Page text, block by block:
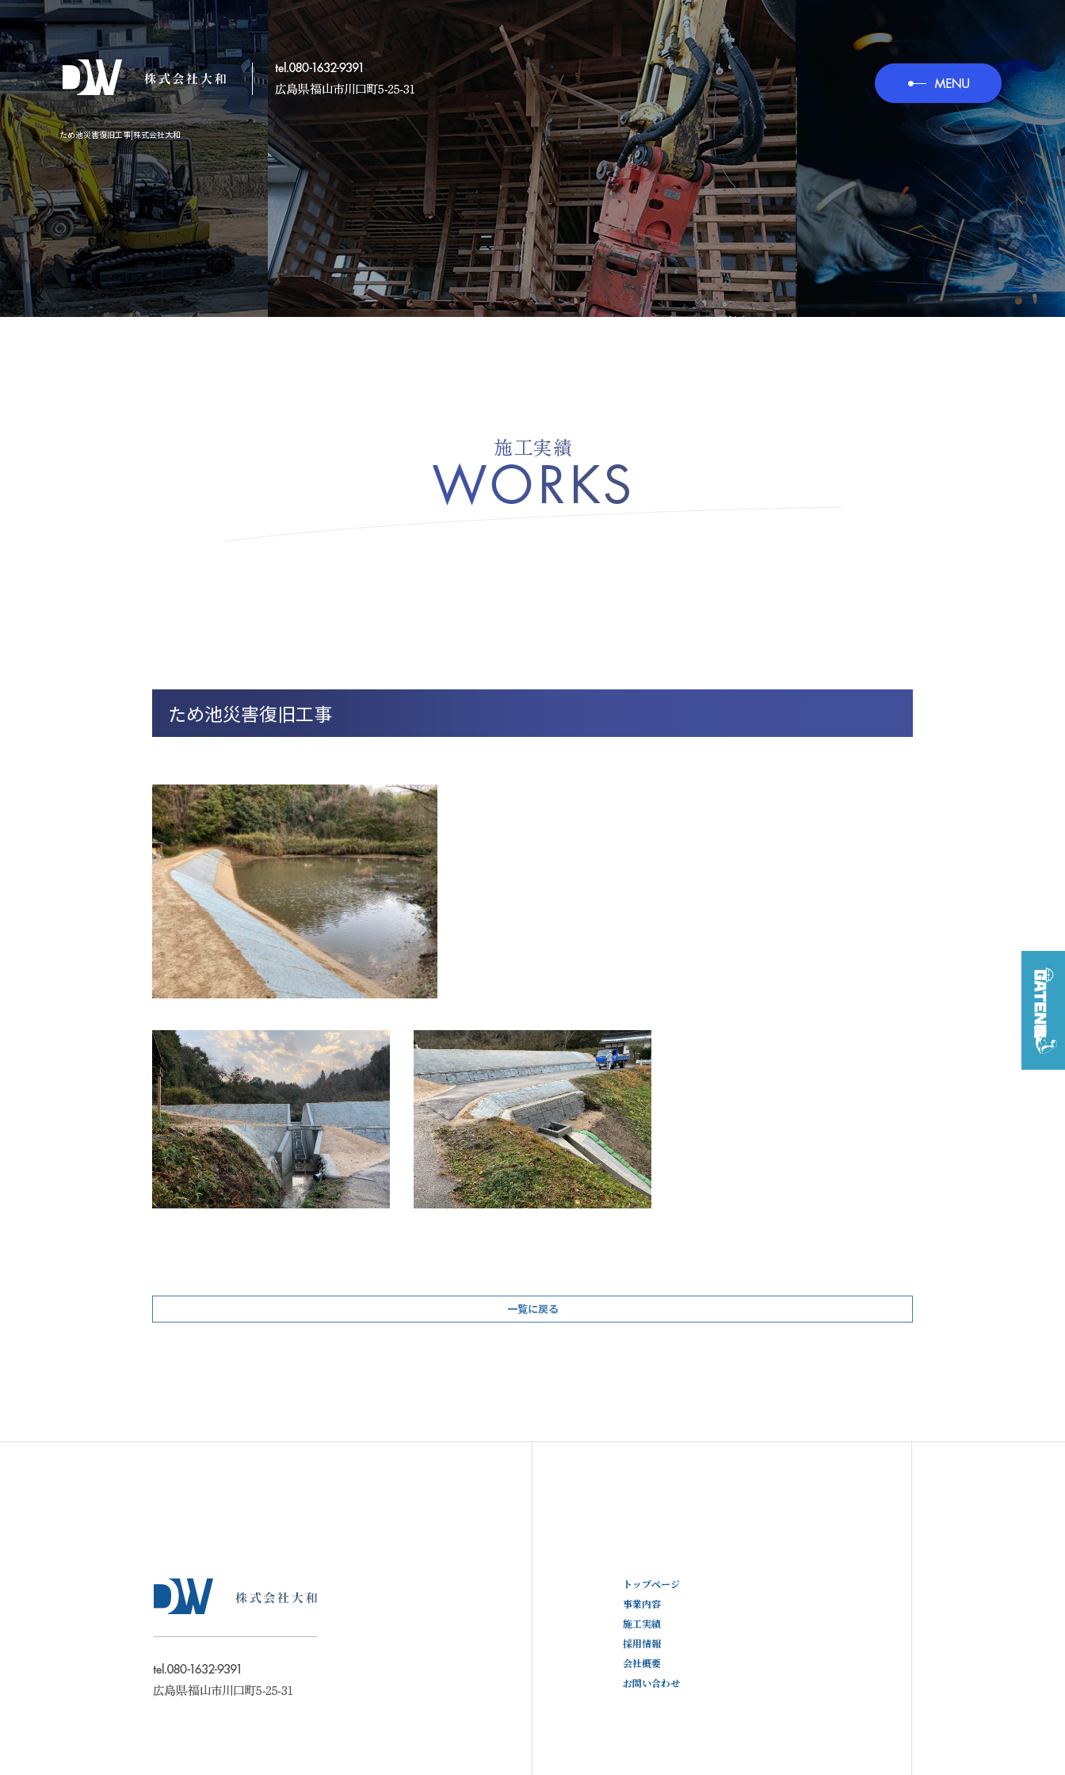
ため池災害復旧工事|株式会社大和
ため池災害復旧工事
一覧に戻る
トップページ
事業内容
施工実績
採用情報
会社概要
お問い合わせ